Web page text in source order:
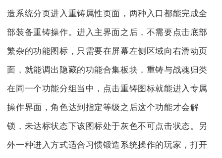
造系统分页进入重铸属性页面，两种入口都能完成全
部装备重铸操作。进入主界面之后，不需要点击底部
繁杂的功能图标，只需要在屏幕左侧区域向右滑动页
面，就能调出隐藏的功能合集板块，重铸与战魂归类
在同一个功能分组当中，点击重铸图标就能进入专属
操作界面，角色达到指定等级之后这个功能才会解
锁，未达标状态下该图标处于灰色不可点击状态。另
外一种进入方式适合习惯锻造系统操作的玩家，打开